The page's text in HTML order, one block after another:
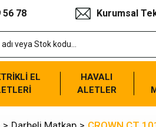
56 78 Kurumsal
EL
HAVALI
ALETLER